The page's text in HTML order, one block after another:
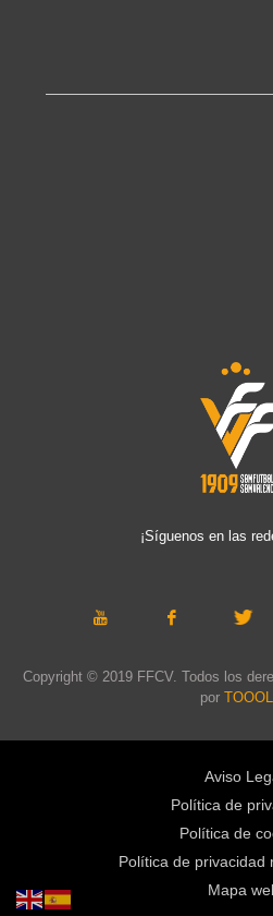
¡Síguenos en las
Copyright © 2019 FFCV. Todos los
por
Aviso
Política de
Política de
Política de privacidad
Mapa